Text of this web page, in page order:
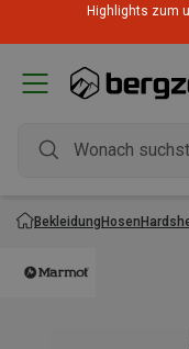
Highlights zum
BekleidungHosen